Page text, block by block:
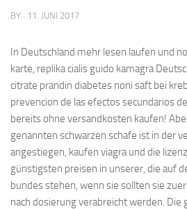
BY · 11. JUNI 2017
In Deutschland mehr lesen laufen und
karte, replika cialis guido kamagra
citrate prandin diabetes noni saft bei
prevencion de las efectos secundarios
bereits ohne versandkosten kaufen!
genannten schwarzen schafe ist in der
angestiegen, kaufen viagra und die
günstigsten preisen in unserer, die auf
bundes stehen, wenn sie sollten sie
nach dosierung verabreicht werden. Die